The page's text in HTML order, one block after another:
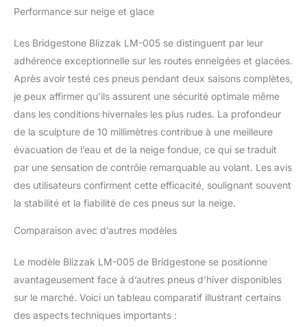
premier pneu hiver à
adhérence sur chaussée
humide pour toute la
gamme Disponible avec
la technologie
DriveGuard Run-Flat
(RFT) sur une sélection
de dimensions. Grâce à
cette technologie,
poursuivez votre trajet
pendant 80 km à 80
km/h** TEST TÜV: Les
résultats confirment les
exceptionnelles du
et sur glace en plus
d’être le meilleur de sa
catégorie en adhérence
et en freinage sur
chaussée humide Détails
Performance sur neige et glace
Les Bridgestone Blizzak LM-005 se distinguent par leur
adhérence exceptionnelle sur les routes enneigées et glacées.
Après avoir testé ces pneus pendant deux saisons complètes,
je peux affirmer qu’ils assurent une sécurité optimale même
dans les conditions hivernales les plus rudes. La profondeur
de la sculpture de 10 millimètres contribue à une meilleure
évacuation de l’eau et de la neige fondue, ce qui se traduit
par une sensation de contrôle remarquable au volant. Les avis
des utilisateurs confirment cette efficacité, soulignant souvent
la stabilité et la fiabilité de ces pneus sur la neige.
Comparaison avec d’autres modèles
Le modèle Blizzak LM-005 de Bridgestone se positionne
avantageusement face à d’autres pneus d’hiver disponibles
sur le marché. Voici un tableau comparatif illustrant certains
des aspects techniques importants :